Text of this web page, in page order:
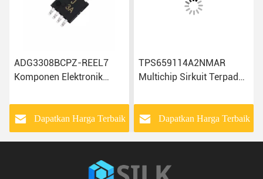
ADG3308BCPZ-REEL7
Komponen Elektronik
AD7810YR
ADUM4400CRIZ Chip Ic
Dapatkan Harga Terbaik
TPS659114A2NMAR
Multichip Sirkuit Terpadu
IC
Dapatkan Harga Terbaik